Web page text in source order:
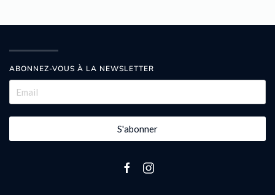
ABONNEZ-VOUS À LA NEWSLETTER
S'abonner